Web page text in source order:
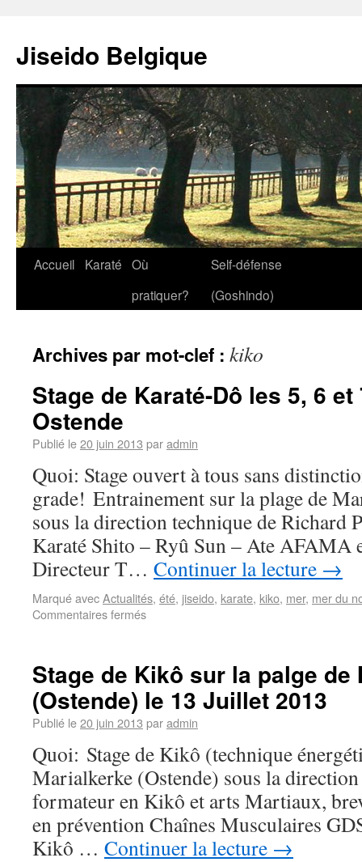
Jiseido Belgique
Accueil Karaté Où
pratiquer?
Self-défense
(Goshindo)
Archives par mot-clef : kiko
Stage de Karaté-Dô les 5, 6
Ostende
Publié le20 juin 2013 paradmin
Quoi: Stage ouvert à tous sans
grade! Entrainement sur la plage de
sous la direction technique de Richard
Karaté Shito – Ryû Sun – Ate AFAMA
Directeur T… Continuer la lecture →
Marqué avecActualités, été, jiseido, karate, kiko, mer, mer du
Commentaires fermés
Stage de Kikô sur la palge de
(Ostende) le 13 Juillet 2013
Publié le20 juin 2013 paradmin
Quoi: Stage de Kikô (technique
Marialkerke (Ostende) sous la
formateur en Kikô et arts Martiaux,
en prévention Chaînes Musculaires
Kikô … Continuer la lecture →